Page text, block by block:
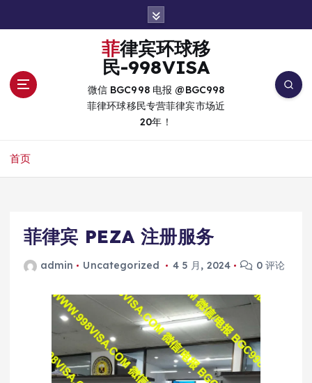
菲律宾环球移
民-998VISA
微信 BGC998 电报 @BGC998
菲律环球移民专营菲律宾市场近
20年！
首页
菲律宾 PEZA 注册服务
admin Uncategorized 4 5 月, 2024 0 评论